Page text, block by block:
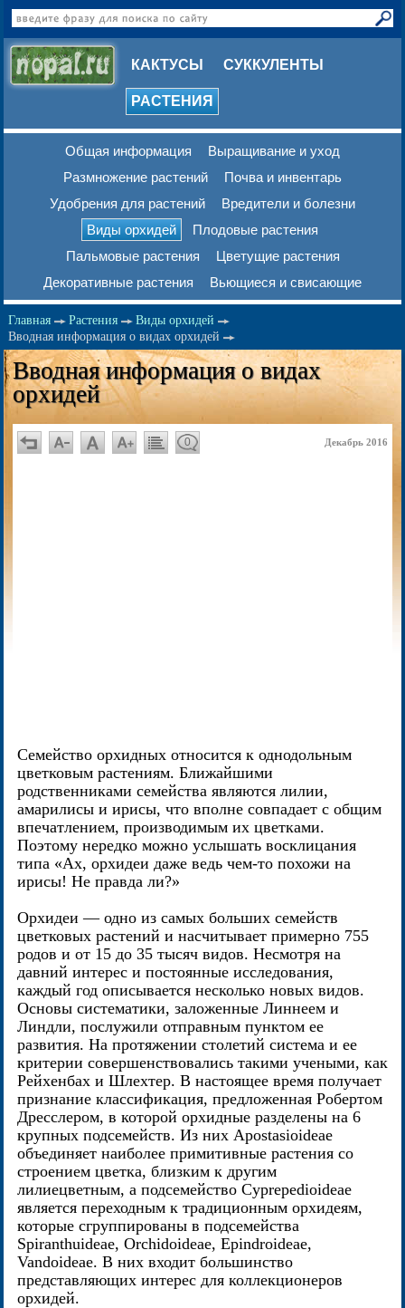
КАКТУСЫ СУККУЛЕНТЫ
РАСТЕНИЯ
Общая информация
Выращивание и уход
Размножение растений
Почва и инвентарь
Удобрения для растений
Вредители и болезни
Виды орхидей
Плодовые растения
Пальмовые растения
Цветущие растения
Декоративные растения
Вьющиеся и свисающие
Главная Растения
Виды орхидей
Вводная информация о видах орхидей
Вводная информация о видах
орхидей
0 Декабрь 2016
Семейство орхидных относится к однодольным
цветковым растениям. Ближайшими
родственниками семейства являются лилии,
амарилисы и ирисы, что вполне совпадает с общим
впечатлением, производимым их цветками.
Поэтому нередко можно услышать восклицания
типа «Ах, орхидеи даже ведь чем-то похожи на
ирисы! Не правда ли?»
Орхидеи — одно из самых больших семейств
цветковых растений и насчитывает примерно 755
родов и от 15 до 35 тысяч видов. Несмотря на
давний интерес и постоянные исследования,
каждый год описывается несколько новых видов.
Основы систематики, заложенные Линнеем и
Линдли, послужили отправным пунктом ее
развития. На протяжении столетий система и ее
критерии совершенствовались такими учеными, как
Рейхенбах и Шлехтер. В настоящее время получает
признание классификация, предложенная Робертом
Дресслером, в которой орхидные разделены на 6
крупных подсемейств. Из них Apostasioideae
объединяет наиболее примитивные растения со
строением цветка, близким к другим
лилиецветным, а подсемейство Cyprepedioideae
является переходным к традиционным орхидеям,
которые сгруппированы в подсемейства
Spiranthuideae, Orchidoideae, Epindroideae,
Vandoideae. В них входит большинство
представляющих интерес для коллекционеров
орхидей.